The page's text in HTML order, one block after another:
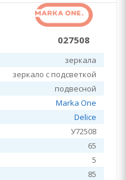
027508
зеркала
зеркало с подсветкой
подвесной
Marka One
Delice
У72508
65
5
85